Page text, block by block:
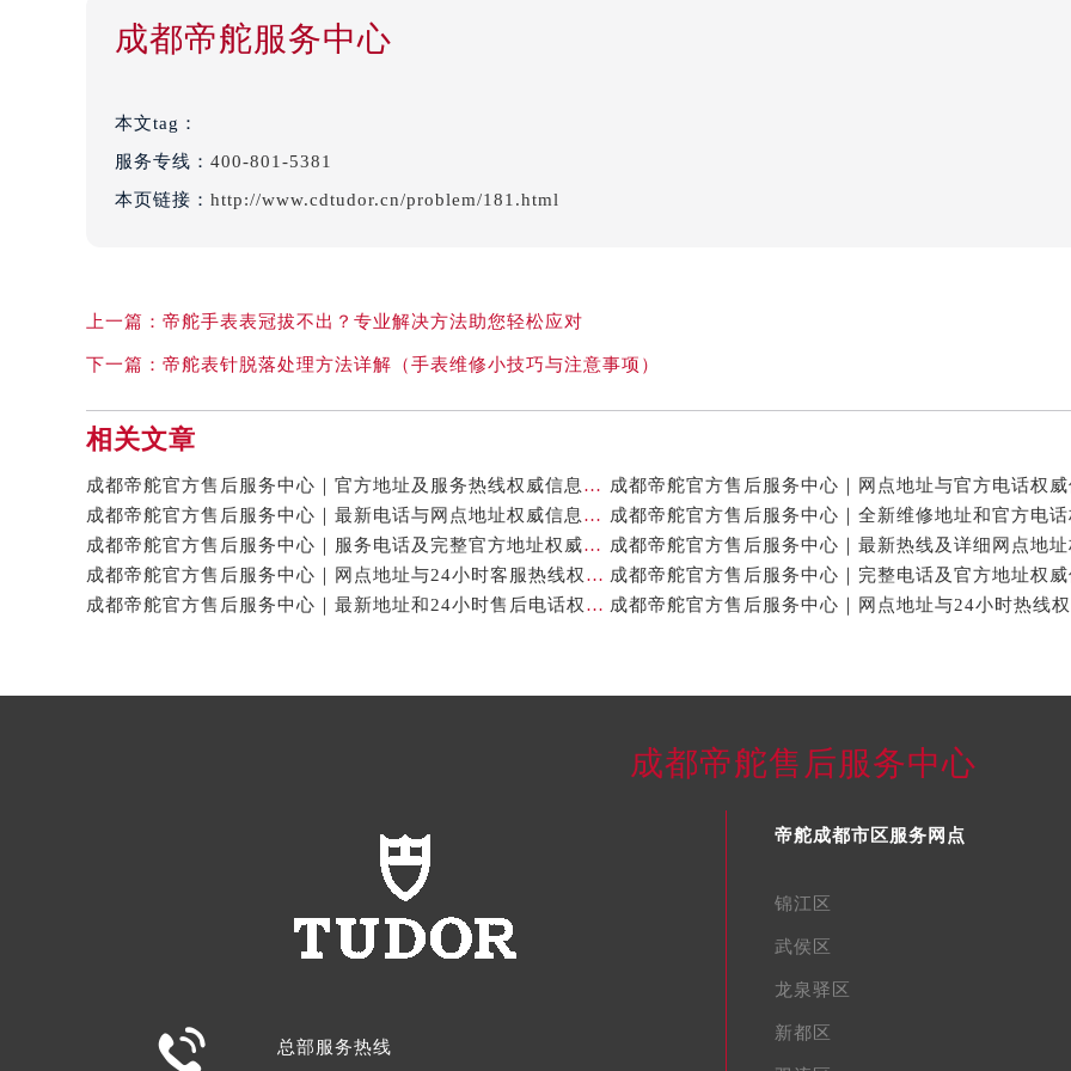
成都帝舵服务中心
本文tag：
服务专线： 400-801-5381
本页链接： http://www.cdtudor.cn/problem/181.html
上一篇： 帝舵手表表冠拔不出？专业解决方法助您轻松应对
下一篇： 帝舵表针脱落处理方法详解（手表维修小技巧与注意事项）
相关文章
成都帝舵官方售后服务中心｜官方地址及服务热线权威信息公示（2026年7月最新）
成都帝舵官方售后服务中心｜最新电话与网点地址权威信息公示（2026年7月最新）
成都帝舵官方售后服务中心｜服务电话及完整官方地址权威信息公示（2026年7月最新）
成都帝舵官方售后服务中心｜网点地址与24小时客服热线权威信息公示（2026年7月最新）
成都帝舵官方售后服务中心｜最新地址和24小时售后电话权威信息公示（2026年7月最新）
成都帝舵售后服务中心
 总部服务热线
帝舵成都市区服务网点
锦江区
武侯区
龙泉驿区
新都区